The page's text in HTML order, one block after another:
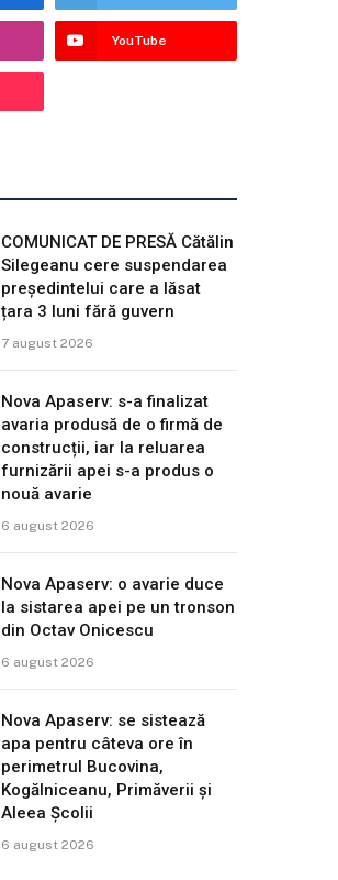
YouTube
COMUNICAT DE PRESĂ Cătălin
Silegeanu cere suspendarea
președintelui care a lăsat
țara 3 luni fără guvern
7 august 2026
Nova Apaserv: s-a finalizat
avaria produsă de o firmă de
construcții, iar la reluarea
furnizării apei s-a produs o
nouă avarie
6 august 2026
Nova Apaserv: o avarie duce
la sistarea apei pe un tronson
din Octav Onicescu
6 august 2026
Nova Apaserv: se sistează
apa pentru câteva ore în
perimetrul Bucovina,
Kogălniceanu, Primăverii și
Aleea Școlii
6 august 2026